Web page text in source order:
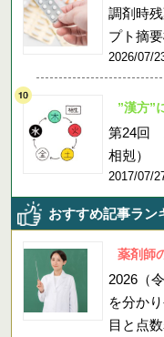
調剤時
プト摘
2026/07/
”漢方”
第24回
相剋）
2017/07/
おすすめ記事ラン
薬剤師
2026（
を分か
目と点